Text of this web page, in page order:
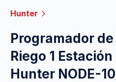
Hunter
Programador
Riego 1
Hunter NODE-